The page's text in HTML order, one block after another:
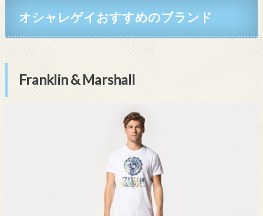
オシャレゲイおすすめのブランド
Franklin & Marshall